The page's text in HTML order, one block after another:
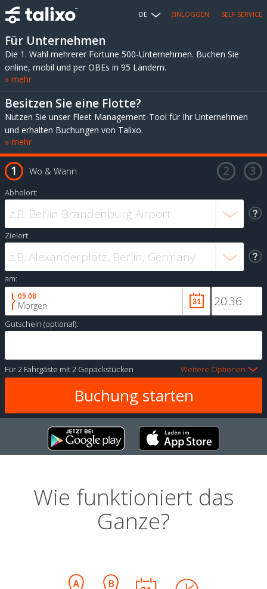
DE EINLOGGEN SELF SERVICE
Für Unternehmen
Die 1. Wahl mehrerer Fortune 500-Unternehmen. Buchen Sie
online, mobil und per OBEs in 95 Ländern.
» mehr
Besitzen Sie eine Flotte?
Nutzen Sie unser Fleet Management-Tool für Ihr Unternehmen
und erhalten Buchungen von Talixo.
» mehr
Wo & Wann
Abholort:
Zielort:
am:
09.08
Morgen
Gutschein (optional):
Für2 Fahrgäste mit2 Gepäckstücken Weitere Optionen
Wie funktioniert das
Ganze?